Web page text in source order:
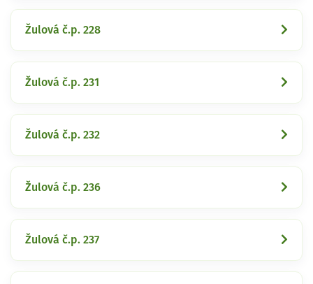
Žulová č.p. 228
Žulová č.p. 231
Žulová č.p. 232
Žulová č.p. 236
Žulová č.p. 237